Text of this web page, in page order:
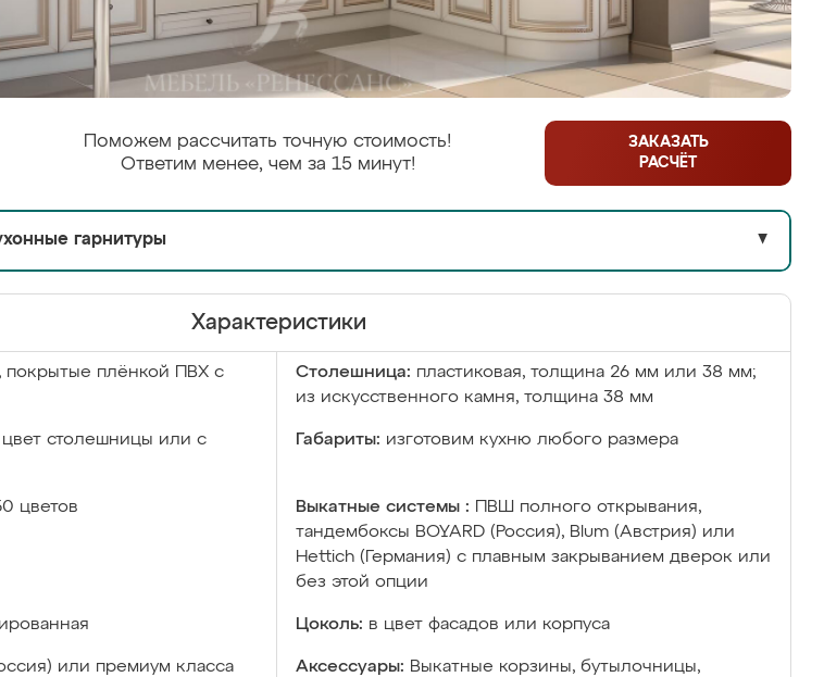
Поможем рассчитать точную стоимость!
Ответим менее, чем за 15 минут!
ЗАКАЗАТЬ
РАСЧЁТ
гарнитуры ▼
Характеристики
плёнкой ПВХ с
Столешница: пластиковая, толщина 26 мм или 38 мм;
из искусственного камня, толщина 38 мм
столешницы или с
Габариты: изготовим кухню любого размера
цветов Выкатные системы :
ПВШ полного открывания,
тандембоксы BOYARD (Россия), Blum (Австрия) или
Hettich (Германия) с плавным закрыванием дверок или
без этой опции
Цоколь: в цвет фасадов или корпуса
или премиум класса
Аксессуары: Выкатные корзины, бутылочницы,